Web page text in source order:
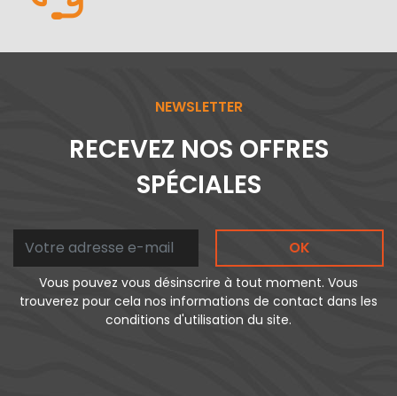
NEWSLETTER
RECEVEZ NOS OFFRES
SPÉCIALES
OK
Vous pouvez vous désinscrire à tout moment. Vous
trouverez pour cela nos informations de contact dans les
conditions d'utilisation du site.